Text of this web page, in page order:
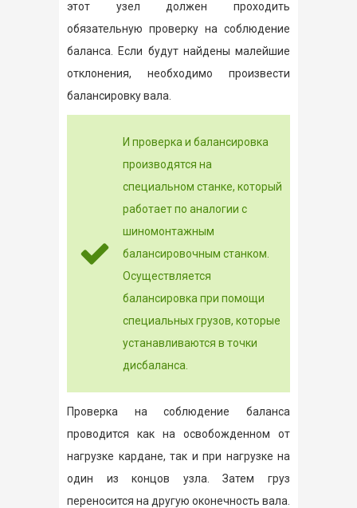
этот узел должен проходить
обязательную проверку на соблюдение
баланса. Если будут найдены малейшие
отклонения, необходимо произвести
балансировку вала.
И проверка и балансировка
производятся на
специальном станке, который
работает по аналогии с
шиномонтажным
балансировочным станком.
Осуществляется
балансировка при помощи
специальных грузов, которые
устанавливаются в точки
дисбаланса.
Проверка на соблюдение баланса
проводится как на освобожденном от
нагрузке кардане, так и при нагрузке на
один из концов узла. Затем груз
переносится на другую оконечность вала.